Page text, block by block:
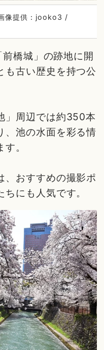
像提供：jooko3 /
橋城」の跡地に開
も古い歴史を持つ公
」周辺では約350本
、池の水面を彩る情
。
、おすすめの撮影ポ
にも人気です。